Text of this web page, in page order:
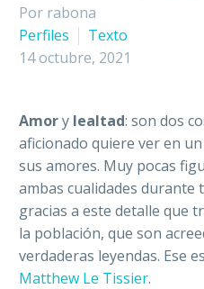
Por rabona
Perfiles
Texto
14 octubre, 2021
Amory lealtad: son dos
aficionado quiere ver en
sus amores. Muy pocas
ambas cualidades durante
gracias a este detalle que
la población, que son
verdaderas leyendas. Ese
Matthew Le Tissier.